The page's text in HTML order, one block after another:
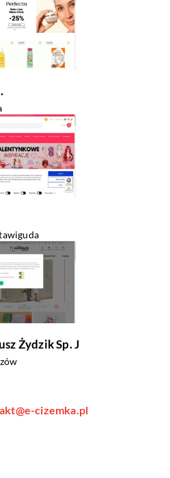
Żydzik Sp. J
cizemka.pl